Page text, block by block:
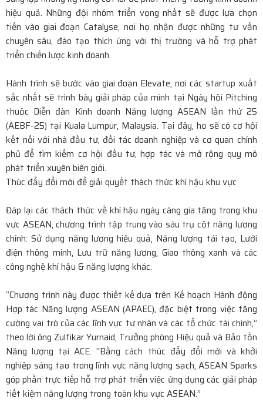
ghế nóng
Nghệ sĩ Lan Chi - Trái tim thơ trên những phím đàn!
HC Salon Music & English mở rộng đào tạo âm nhạc, MC
và kỹ năng giao tiếp
hiệu quả. Những đội nhóm triển vọng nhất sẽ được lựa chọn
tiến vào giai đoạn Catalyse, nơi họ nhận được những tư vấn
chuyên sâu, đào tạo thích ứng với thị trường và hỗ trợ phát
triển chiến lược kinh doanh.
Hành trình sẽ bước vào giai đoạn Elevate, nơi các startup xuất
sắc nhất sẽ trình bày giải pháp của mình tại Ngày hội Pitching
thuộc Diễn đàn Kinh doanh Năng lượng ASEAN lần thứ 25
(AEBF-25) tại Kuala Lumpur, Malaysia. Tại đây, họ sẽ có cơ hội
kết nối với nhà đầu tư, đối tác doanh nghiệp và cơ quan chính
phủ để tìm kiếm cơ hội đầu tư, hợp tác và mở rộng quy mô
phát triển xuyên biên giới.
Thúc đẩy đổi mới để giải quyết thách thức khí hậu khu vực
Đáp lại các thách thức về khí hậu ngày càng gia tăng trong khu
vực ASEAN, chương trình tập trung vào sáu trụ cột năng lượng
chính: Sử dụng năng lượng hiệu quả, Năng lượng tái tạo, Lưới
điện thông minh, Lưu trữ năng lượng, Giao thông xanh và các
công nghệ khí hậu & năng lượng khác.
“Chương trình này được thiết kế dựa trên Kế hoạch Hành động
Hợp tác Năng lượng ASEAN (APAEC), đặc biệt trong việc tăng
cường vai trò của các lĩnh vực tư nhân và các tổ chức tài chính,”
theo lời ông Zulfikar Yurnaid, Trưởng phòng Hiệu quả và Bảo tồn
Năng lượng tại ACE. “Bằng cách thúc đẩy đổi mới và khởi
nghiệp sáng tạo trong lĩnh vực năng lượng sạch, ASEAN Sparks
góp phần trực tiếp hỗ trợ phát triển việc ứng dụng các giải pháp
tiết kiệm năng lượng trong toàn khu vực ASEAN.”